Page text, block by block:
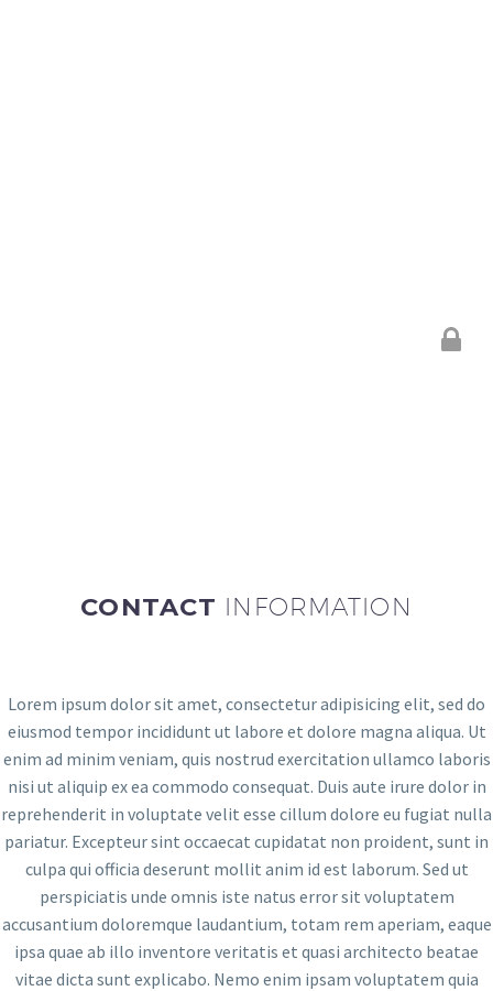
CONTACT INFORMATION
Lorem ipsum dolor sit amet, consectetur adipisicing elit, sed do
eiusmod tempor incididunt ut labore et dolore magna aliqua. Ut
enim ad minim veniam, quis nostrud exercitation ullamco laboris
nisi ut aliquip ex ea commodo consequat. Duis aute irure dolor in
reprehenderit in voluptate velit esse cillum dolore eu fugiat nulla
pariatur. Excepteur sint occaecat cupidatat non proident, sunt in
culpa qui officia deserunt mollit anim id est laborum. Sed ut
perspiciatis unde omnis iste natus error sit voluptatem
accusantium doloremque laudantium, totam rem aperiam, eaque
ipsa quae ab illo inventore veritatis et quasi architecto beatae
vitae dicta sunt explicabo. Nemo enim ipsam voluptatem quia